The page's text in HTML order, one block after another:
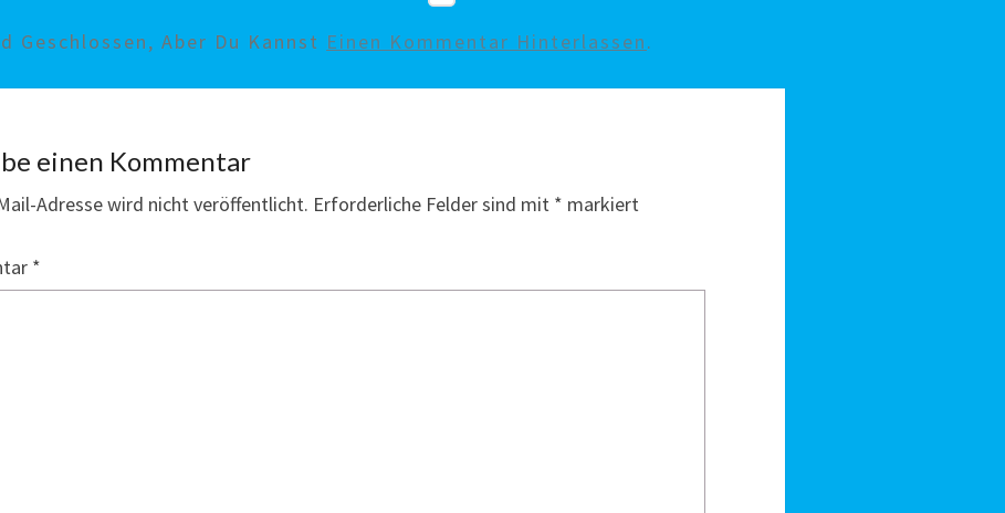
Geschlossen, Aber Du Kannst Einen Kommentar Hinterlassen.
einen Kommentar
Adresse wird nicht veröffentlicht. Erforderliche Felder sind mit * markiert
*